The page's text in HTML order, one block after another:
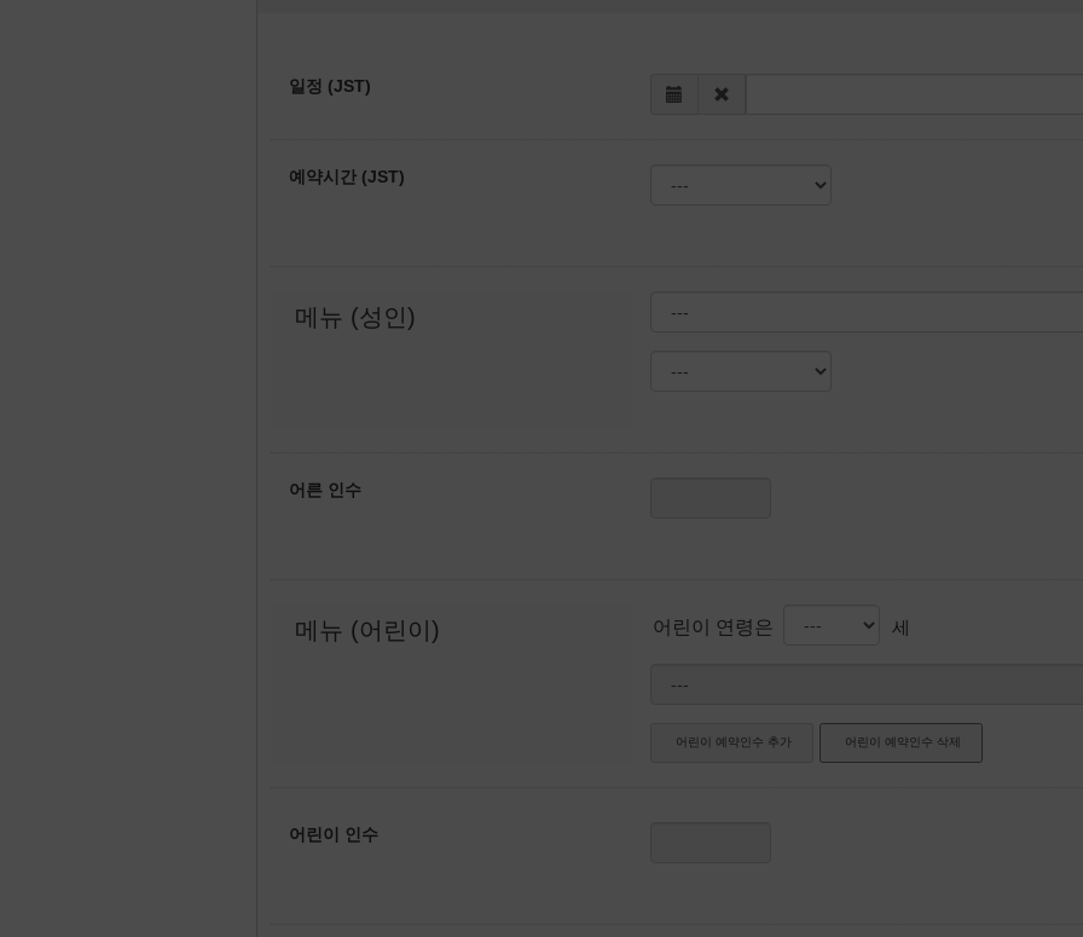
일정 (JST)
예약시간 (JST)
메뉴 (성인)
어른 인수
메뉴 (어린이) 어린이 연령은 세
어린이 인수